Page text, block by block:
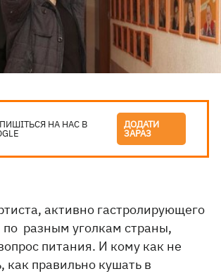
НА НАС В ДОДАТИ
ЗАРАЗ
активно гастролирующего
разным уголкам страны,
питания. И кому как не
как правильно кушать в